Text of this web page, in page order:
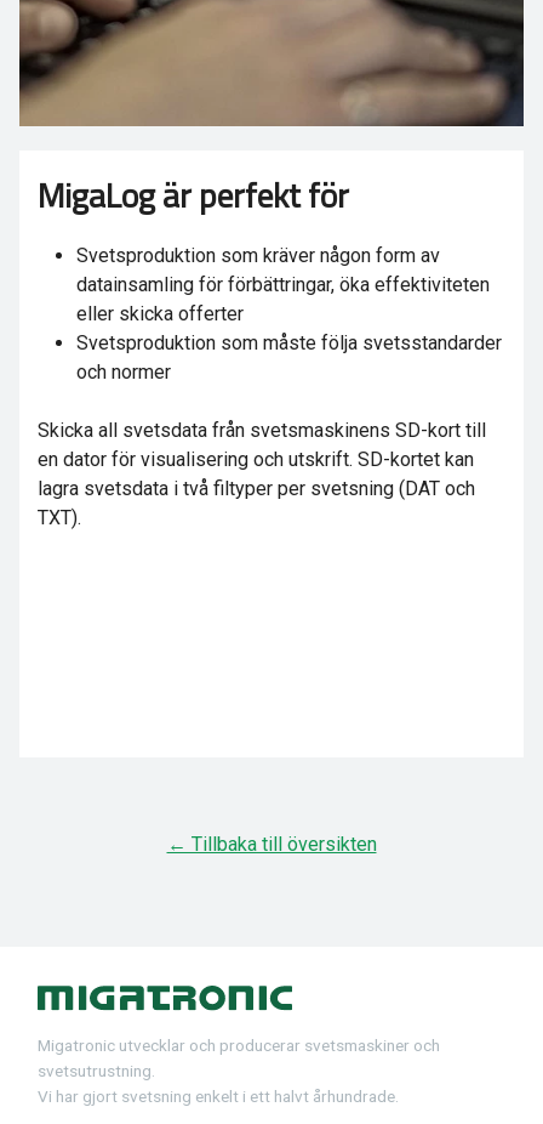
MigaLog är perfekt för
Svetsproduktion som kräver någon form av
datainsamling för förbättringar, öka effektiviteten
eller skicka offerter
Svetsproduktion som måste följa svetsstandarder
och normer
Skicka all svetsdata från svetsmaskinens SD-kort till
en dator för visualisering och utskrift. SD-kortet kan
lagra svetsdata i två filtyper per svetsning (DAT och
TXT).
← Tillbaka till översikten
Migatronic utvecklar och producerar svetsmaskiner och
svetsutrustning.
Vi har gjort svetsning enkelt i ett halvt århundrade.